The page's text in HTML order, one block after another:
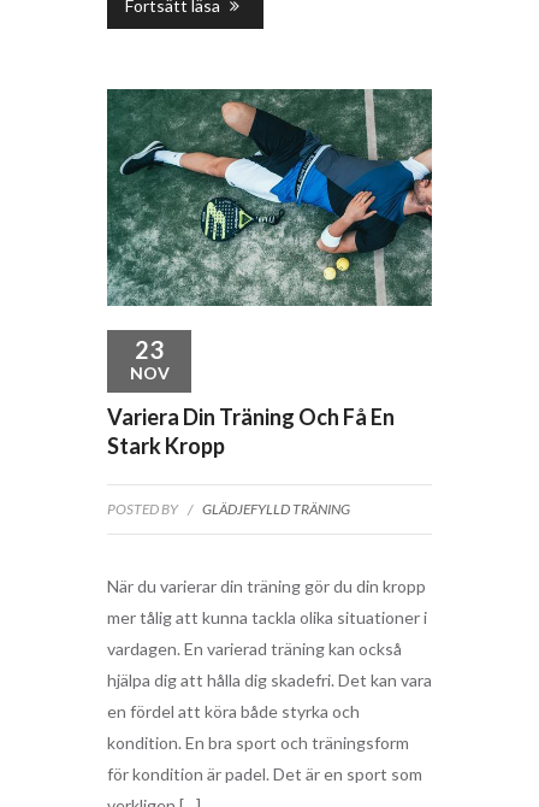
Fortsätt läsa
23
NOV
Variera Din Träning Och Få En
Stark Kropp
POSTED BY / GLÄDJEFYLLD TRÄNING
När du varierar din träning gör du din kropp
mer tålig att kunna tackla olika situationer i
vardagen. En varierad träning kan också
hjälpa dig att hålla dig skadefri. Det kan vara
en fördel att köra både styrka och
kondition. En bra sport och träningsform
för kondition är padel. Det är en sport som